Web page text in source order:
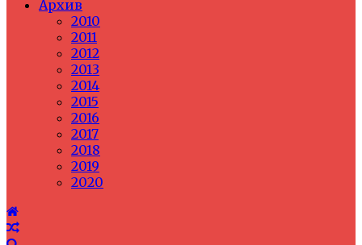
Архив
2010
2011
2012
2013
2014
2015
2016
2017
2018
2019
2020